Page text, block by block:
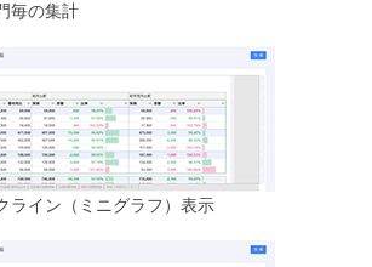
毎の集計
ライン（ミニグラフ）表示